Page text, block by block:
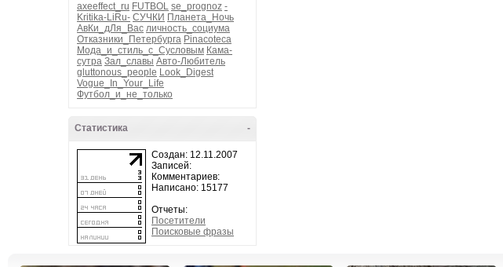
axeeffect_ru FUTBOL se_prognoz -
Kritika-LiRu- СУЧКИ Планета_Ночь
АвКи_дЛя_Вас личность_социума
Отказники_Петербурга Pinacoteca
Мода_и_стиль_с_Сусловым Кама-
сутра Зал_славы Авто-Любитель
gluttonous_people Look_Digest
Vogue_In_Your_Life
Футбол_и_не_только
-
Статистика
Создан: 12.11.2007
Записей:
Комментариев:
Написано: 15177
Отчеты:
Посетители
Поисковые фразы